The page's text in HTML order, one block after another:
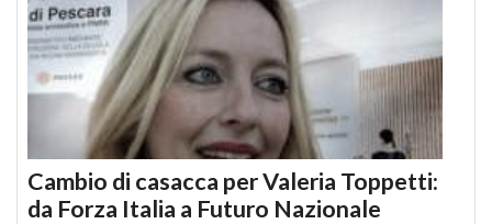
Cambio di casacca per Valeria Toppetti:
da Forza Italia a Futuro Nazionale